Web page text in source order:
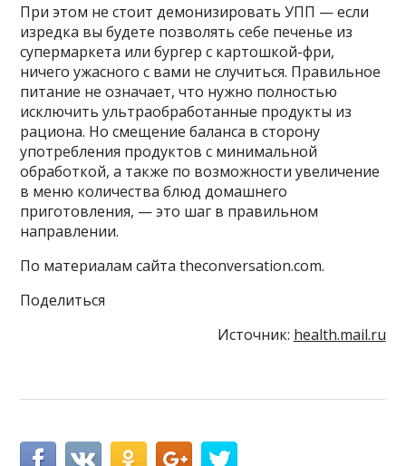
При этом не стоит демонизировать УПП — если
изредка вы будете позволять себе печенье из
супермаркета или бургер с картошкой-фри,
ничего ужасного с вами не случиться. Правильное
питание не означает, что нужно полностью
исключить ультраобработанные продукты из
рациона. Но смещение баланса в сторону
употребления продуктов с минимальной
обработкой, а также по возможности увеличение
в меню количества блюд домашнего
приготовления, — это шаг в правильном
направлении.
По материалам сайта theconversation.com.
Поделиться
Источник: health.mail.ru